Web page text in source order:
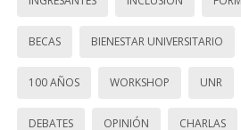
BECAS BIENESTAR UNIVERSITARIO
100 AÑOS WORKSHOP UNR
DEBATES OPINIÓN CHARLAS